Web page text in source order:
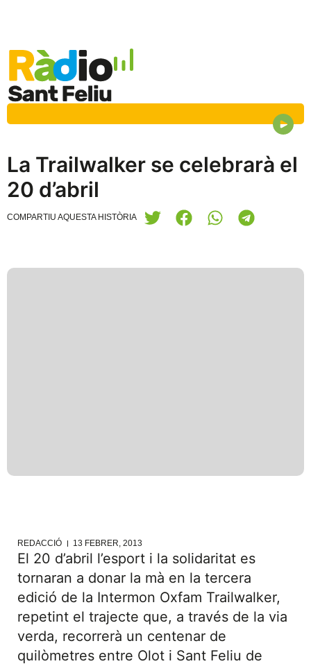
La Trailwalker se celebrarà el
20 d’abril
COMPARTIU AQUESTA HISTÒRIA
REDACCIÓ 13 FEBRER, 2013
El 20 d’abril l’esport i la solidaritat es
tornaran a donar la mà en la tercera
edició de la Intermon Oxfam Trailwalker,
repetint el trajecte que, a través de la via
verda, recorrerà un centenar de
quilòmetres entre Olot i Sant Feliu de